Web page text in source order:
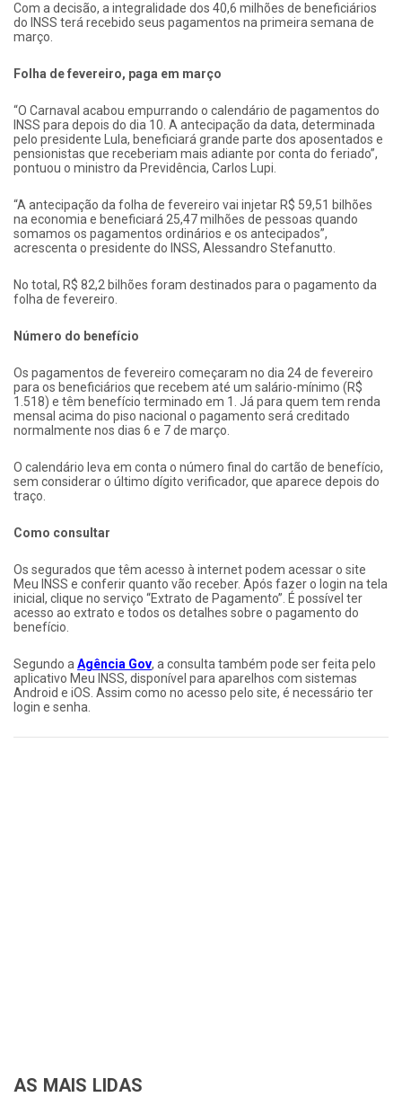
Com a decisão, a integralidade dos 40,6 milhões de beneficiários
do INSS terá recebido seus pagamentos na primeira semana de
março.
Folha de fevereiro, paga em março
“O Carnaval acabou empurrando o calendário de pagamentos do
INSS para depois do dia 10. A antecipação da data, determinada
pelo presidente Lula, beneficiará grande parte dos aposentados e
pensionistas que receberiam mais adiante por conta do feriado”,
pontuou o ministro da Previdência, Carlos Lupi.
“A antecipação da folha de fevereiro vai injetar R$ 59,51 bilhões
na economia e beneficiará 25,47 milhões de pessoas quando
somamos os pagamentos ordinários e os antecipados”,
acrescenta o presidente do INSS, Alessandro Stefanutto.
No total, R$ 82,2 bilhões foram destinados para o pagamento da
folha de fevereiro.
Número do benefício
Os pagamentos de fevereiro começaram no dia 24 de fevereiro
para os beneficiários que recebem até um salário-mínimo (R$
1.518) e têm benefício terminado em 1. Já para quem tem renda
mensal acima do piso nacional o pagamento será creditado
normalmente nos dias 6 e 7 de março.
O calendário leva em conta o número final do cartão de benefício,
sem considerar o último dígito verificador, que aparece depois do
traço.
Como consultar
Os segurados que têm acesso à internet podem acessar o site
Meu INSS e conferir quanto vão receber. Após fazer o login na tela
inicial, clique no serviço “Extrato de Pagamento”. É possível ter
acesso ao extrato e todos os detalhes sobre o pagamento do
benefício.
Segundo aAgência Gov, a consulta também pode ser feita pelo
aplicativo Meu INSS, disponível para aparelhos com sistemas
Android e iOS. Assim como no acesso pelo site, é necessário ter
login e senha.
AS MAIS LIDAS